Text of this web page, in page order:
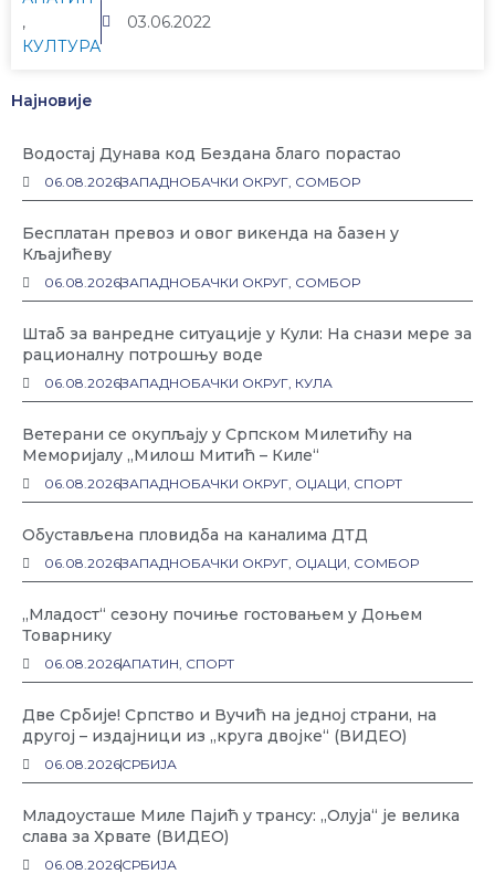
,
КУЛТУРА
03.06.2022
Најновије
Водостај Дунава код Бездана благо порастао
06.08.2026ЗАПАДНОБАЧКИ ОКРУГ, СОМБОР
Бесплатан превоз и овог викенда на базен у
Кљајићеву
06.08.2026ЗАПАДНОБАЧКИ ОКРУГ, СОМБОР
Штаб за ванредне ситуације у Кули: На снази мере за
рационалну потрошњу воде
06.08.2026ЗАПАДНОБАЧКИ ОКРУГ, КУЛА
Ветерани се окупљају у Српском Милетићу на
Меморијалу „Милош Митић – Киле“
06.08.2026ЗАПАДНОБАЧКИ ОКРУГ, ОЏАЦИ, СПОРТ
Обустављена пловидба на каналима ДТД
06.08.2026ЗАПАДНОБАЧКИ ОКРУГ, ОЏАЦИ, СОМБОР
„Младост“ сезону почиње гостовањем у Доњем
Товарнику
06.08.2026АПАТИН, СПОРТ
Две Србије! Српство и Вучић на једној страни, на
другој – издајници из „круга двојке“ (ВИДЕО)
06.08.2026СРБИЈА
Младоусташе Миле Пајић у трансу: „Олуја“ је велика
слава за Хрвате (ВИДЕО)
06.08.2026СРБИЈА